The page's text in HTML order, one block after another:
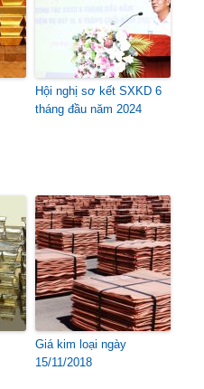
Hội nghị sơ kết SXKD 6
tháng đầu năm 2024
Giá kim loại ngày
15/11/2018